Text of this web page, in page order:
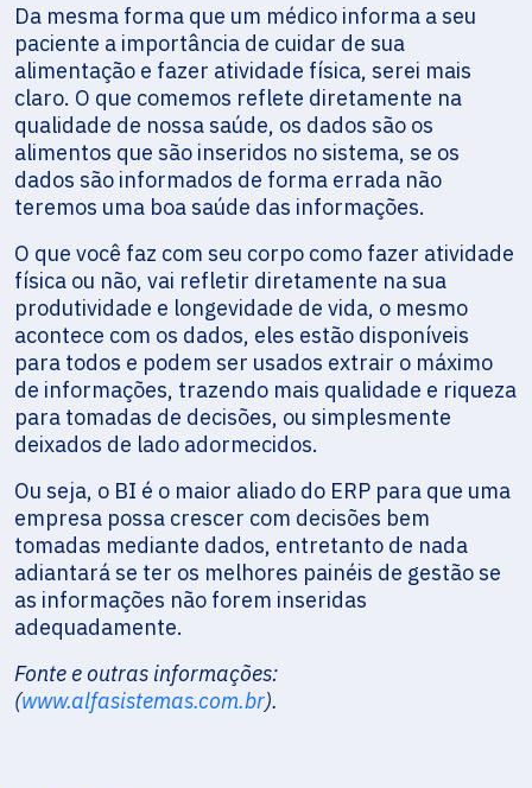
Da mesma forma que um médico informa a seu
paciente a importância de cuidar de sua
alimentação e fazer atividade física, serei mais
claro. O que comemos reflete diretamente na
qualidade de nossa saúde, os dados são os
alimentos que são inseridos no sistema, se os
dados são informados de forma errada não
teremos uma boa saúde das informações.
O que você faz com seu corpo como fazer atividade
física ou não, vai refletir diretamente na sua
produtividade e longevidade de vida, o mesmo
acontece com os dados, eles estão disponíveis
para todos e podem ser usados extrair o máximo
de informações, trazendo mais qualidade e riqueza
para tomadas de decisões, ou simplesmente
deixados de lado adormecidos.
Ou seja, o BI é o maior aliado do ERP para que uma
empresa possa crescer com decisões bem
tomadas mediante dados, entretanto de nada
adiantará se ter os melhores painéis de gestão se
as informações não forem inseridas
adequadamente.
Fonte e outras informações:
(www.alfasistemas.com.br).